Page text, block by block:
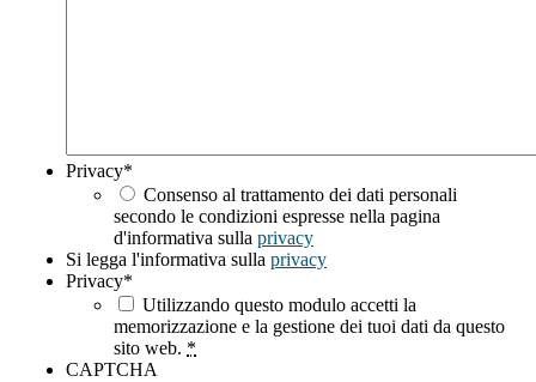
Privacy*
Consenso al trattamento dei dati personali
secondo le condizioni espresse nella pagina
d'informativa sulla privacy
Si legga l'informativa sulla privacy
Privacy*
Utilizzando questo modulo accetti la
memorizzazione e la gestione dei tuoi dati da questo
sito web. *
CAPTCHA